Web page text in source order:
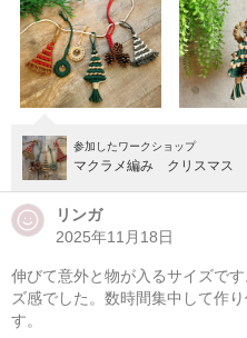
マクラメ編み メッシュバッ
参加したワークショップ
マクラメ編み クリスマス
リンガ
2025年11月18日
伸びて意外と物が入るサイズで
ズ感でした。数時間集中して作
す。